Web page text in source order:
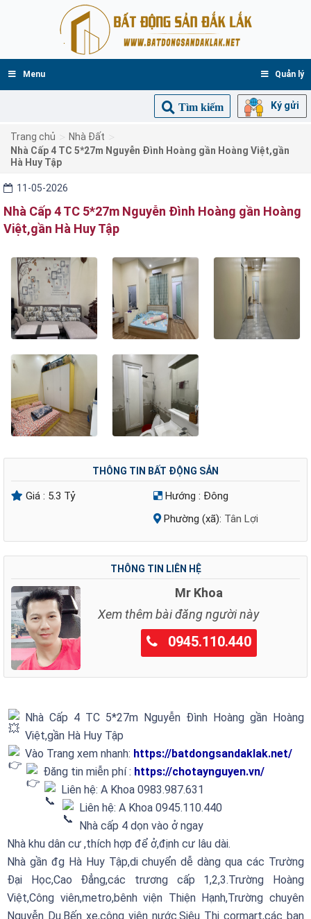
Quản lý
Menu
Ký gửi
Tìm kiếm
Trang chủ Nhà Đất
Nhà Cấp 4 TC 5*27m Nguyễn Đình Hoàng gần Hoàng Việt,gần
Hà Huy Tập
11-05-2026
Nhà Cấp 4 TC 5*27m Nguyễn Đình Hoàng gần Hoàng
Việt,gần Hà Huy Tập
THÔNG TIN BẤT ĐỘNG SẢN
Giá : 5.3 Tỷ Hướng : Đông
Phường (xã): Tân Lợi
THÔNG TIN LIÊN HỆ
Mr Khoa
Xem thêm bài đăng người này
0945.110.440
Nhà Cấp 4 TC 5*27m Nguyễn Đình Hoàng gần Hoàng
Việt,gần Hà Huy Tập
Vào Trang xem nhanh: https://batdongsandaklak.net/
Đăng tin miễn phí : https://chotaynguyen.vn/
Liên hệ: A Khoa 0983.987.631
Liên hệ: A Khoa 0945.110.440
Nhà cấp 4 dọn vào ở ngay
Nhà khu dân cư ,thích hợp để ở,định cư lâu dài.
Nhà gần đg Hà Huy Tập,di chuyển dễ dàng qua các Trường
Đại Học,Cao Đẳng,các trương cấp 1,2,3.Trường Hoàng
Việt,Công viên,metro,bênh viện Thiện Hạnh,Trường chuyên
Nguyễn Du.Bến xe,công viên nước.Siêu Thị cormart,các ban